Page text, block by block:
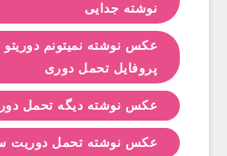
نوشته جدایی
عکس نوشته نمیتونم
پروفایل تحمل دوری
عکس نوشته دیگه تحمل
عکس نوشته تحمل دوریت